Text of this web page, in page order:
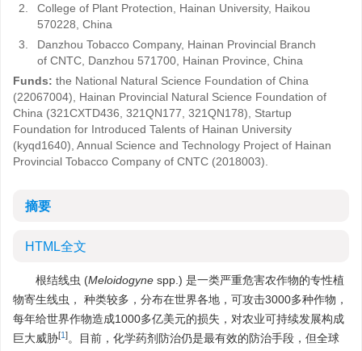
2.
College of Plant Protection, Hainan University, Haikou
570228, China
3.
Danzhou Tobacco Company, Hainan Provincial Branch
of CNTC, Danzhou 571700, Hainan Province, China
Funds: the National Natural Science Foundation of China
(22067004), Hainan Provincial Natural Science Foundation of
China (321CXTD436, 321QN177, 321QN178), Startup
Foundation for Introduced Talents of Hainan University
(kyqd1640), Annual Science and Technology Project of Hainan
Provincial Tobacco Company of CNTC (2018003).
摘要
HTML全文
根结线虫 (Meloidogyne spp.) 是一类严重危害农作物的专性植
物寄生线虫， 种类较多，分布在世界各地，可攻击3000多种作物，
每年给世界作物造成1000多亿美元的损失，对农业可持续发展构成
巨大威胁[1]。目前，化学药剂防治仍是最有效的防治手段，但全球